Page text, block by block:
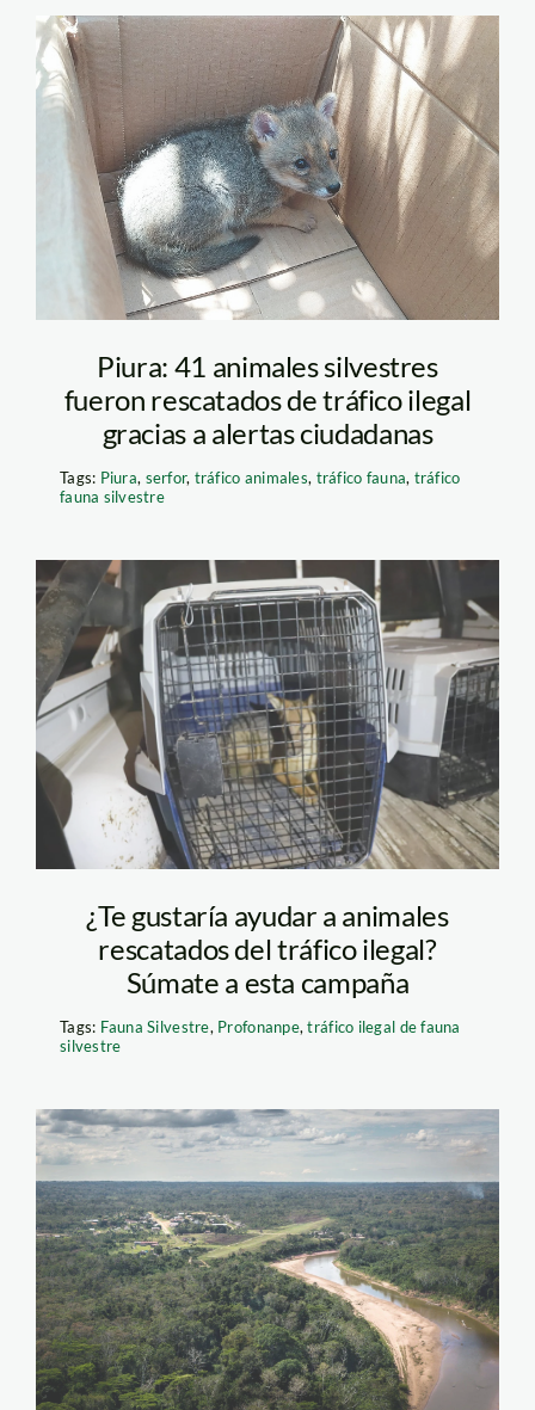
piura rescata animales
silvestres foto serfor
Piura: 41 animales silvestres
fueron rescatados de tráfico ilegal
gracias a alertas ciudadanas
Tags: Piura, serfor, tráfico animales, tráfico fauna, tráfico
fauna silvestre
Run Run -Jaula-
ANDINA
¿Te gustaría ayudar a animales
rescatados del tráfico ilegal?
Súmate a esta campaña
Tags: Fauna Silvestre, Profonanpe,tráfico ilegal de fauna
silvestre
yurua-ucayali-
amazonía-bosques—
diego-perez—spda